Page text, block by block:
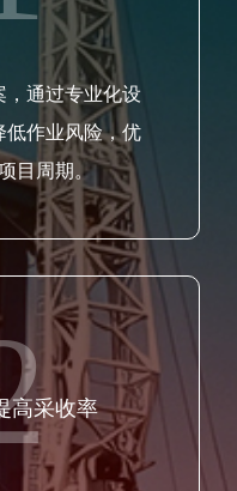
，通过专业化设
低作业风险，优
目周期。
高采收率